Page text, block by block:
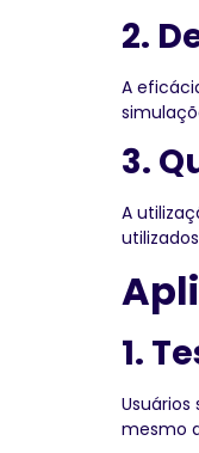
2.
A
3.
A
1.
mesmo